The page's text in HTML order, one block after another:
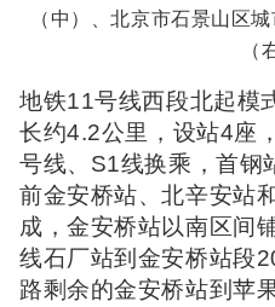
（中）、北京市石景山区
（
地铁11号线西段北起模
长约4.2公里，设站4座
号线、S1线换乘，首钢
前金安桥站、北辛安站
成，金安桥站以南区间
线石厂站到金安桥站段
路剩余的金安桥站到苹